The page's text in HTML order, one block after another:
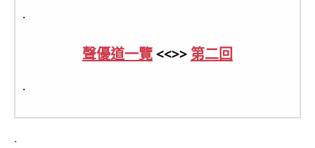
.
聲優道一覽<<>> 第二回
.
.